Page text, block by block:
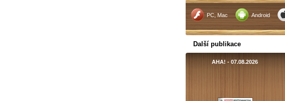
PC, Mac Android
Další publikace
AHA! - 07.08.2026